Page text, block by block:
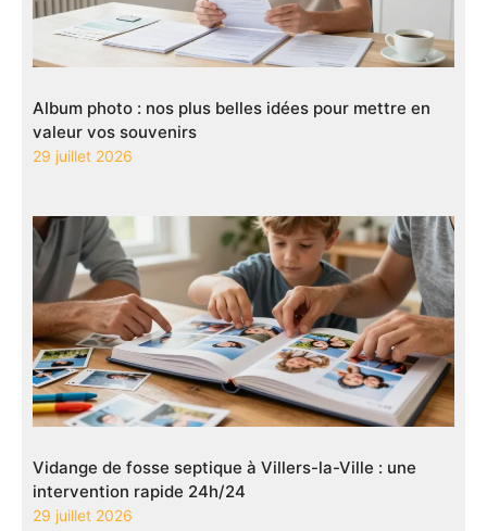
Album photo : nos plus belles idées pour mettre en
valeur vos souvenirs
29 juillet 2026
Vidange de fosse septique à Villers-la-Ville : une
intervention rapide 24h/24
29 juillet 2026